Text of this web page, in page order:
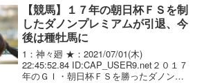
【競馬】１７年の朝日杯ＦＳを制
したダノンプレミアムが引退、今
後は種牡馬に
1：神々廻 ★：2021/07/01(木)
22:45:52.84 ID:CAP_USER9.net２０１７
年のＧＩ・朝日杯ＦＳを勝ったダノンプ